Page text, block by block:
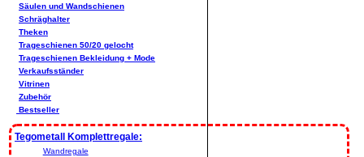
Säulen und Wandschienen
Schräghalter
Theken
Trageschienen 50/20 gelocht
Trageschienen Bekleidung + Mode
Verkaufsständer
Vitrinen
Zubehör
Bestseller
Tegometall Komplettregale:
Wandregale